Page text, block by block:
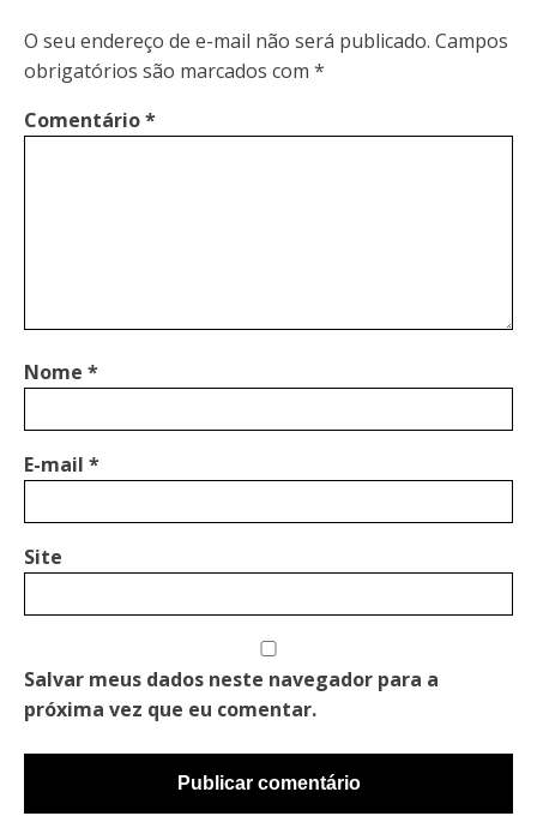
O seu endereço de e-mail não será publicado. Campos
obrigatórios são marcados com *
Comentário*
Nome *
E-mail *
Site
Salvar meus dados neste navegador para a
próxima vez que eu comentar.